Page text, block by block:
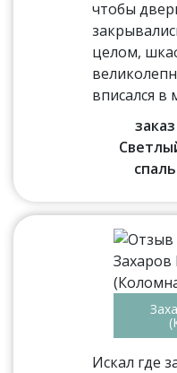
чтобы
целом,
вписался
Искал где